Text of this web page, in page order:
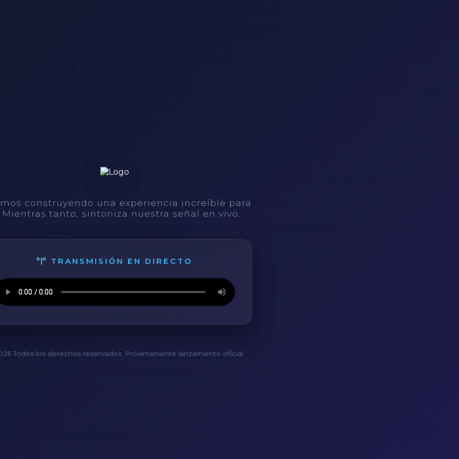
construyendo una experiencia increíble para
tanto, sintoniza nuestra señal en vivo.
TRANSMISIÓN EN DIRECTO
Todos los derechos reservados. Próximamente lanzamiento oficial.